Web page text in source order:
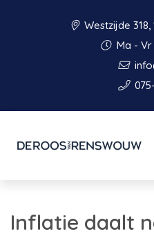
Westzijde
Ma - Vr
Inflatie daalt